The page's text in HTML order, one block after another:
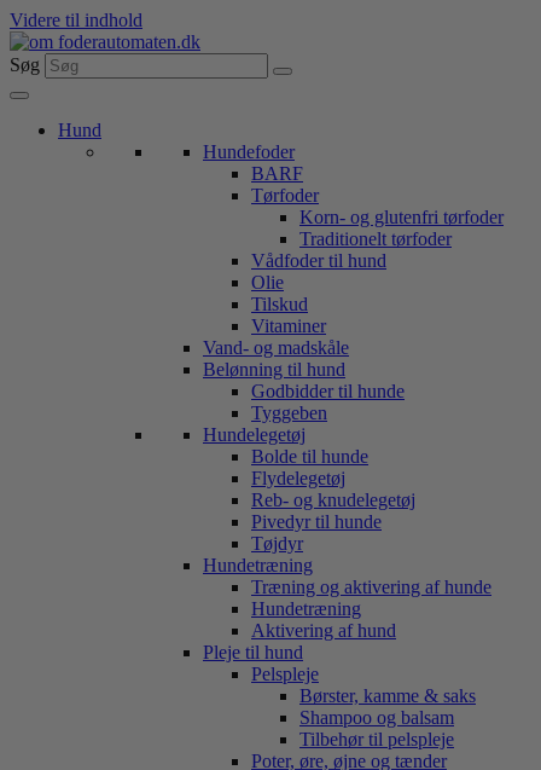
Videre til indhold
Søg
Hund
Hundefoder
BARF
Tørfoder
Korn- og glutenfri tørfoder
Traditionelt tørfoder
Vådfoder til hund
Olie
Tilskud
Vitaminer
Vand- og madskåle
Belønning til hund
Godbidder til hunde
Tyggeben
Hundelegetøj
Bolde til hunde
Flydelegetøj
Reb- og knudelegetøj
Pivedyr til hunde
Tøjdyr
Hundetræning
Træning og aktivering af hunde
Hundetræning
Aktivering af hund
Pleje til hund
Pelspleje
Børster, kamme & saks
Shampoo og balsam
Tilbehør til pelspleje
Poter, øre, øjne og tænder